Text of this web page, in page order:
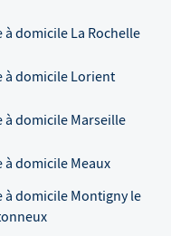
à domicile La Rochelle
à domicile Lorient
à domicile Marseille
à domicile Meaux
à domicile Montigny le